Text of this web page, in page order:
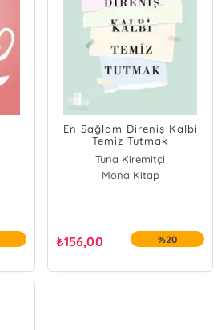
En Sağlam Direniş Kalbi
Temiz Tutmak
Tuna Kiremitçi
Mona Kitap
₺156,00 %20